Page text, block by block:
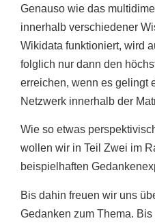
Genauso wie das
innerhalb verschiedener
Wikidata funktioniert, wird
folglich nur dann den
erreichen, wenn es gelingt
Netzwerk innerhalb der
Wie so etwas
wollen wir in Teil Zwei im
beispielhaften
Bis dahin freuen wir uns
Gedanken zum Thema.